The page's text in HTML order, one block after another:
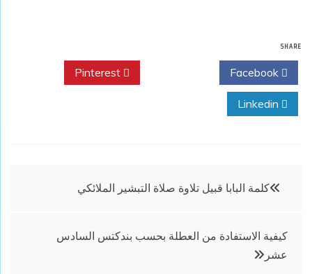
SHARE
تصفّح
كلمة البابا قبيل تلاوة صلاة التبشير الملائكي
كيفية الاستفادة من العطلة بحسب بندكتس السادس
عشر